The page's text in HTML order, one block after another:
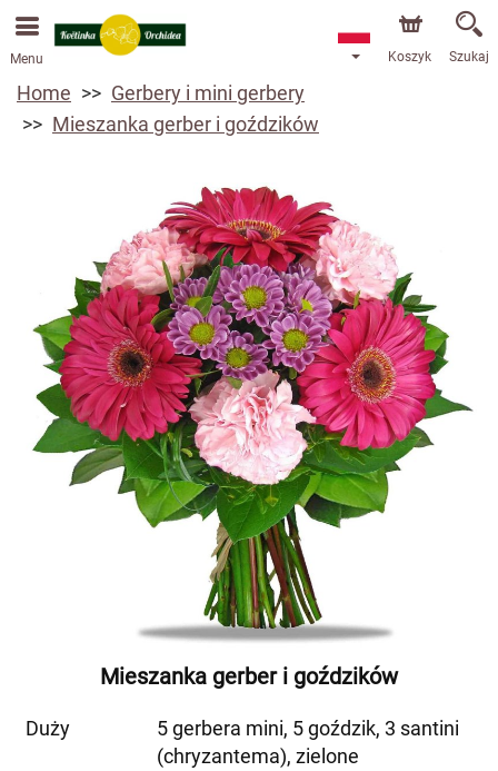
Przyjmujemy zamówienia za pośrednictwem naszego
sklepu internetowego. Najbliższy możliwy termin dostawy
to 13.08.2026 z powodu urlopu.
Menu Koszyk Szukaj
Home
Gerbery i mini gerbery
Mieszanka gerber i goździków
Mieszanka gerber i goździków
Duży
5 gerbera mini, 5 goździk, 3 santini
(chryzantema), zielone